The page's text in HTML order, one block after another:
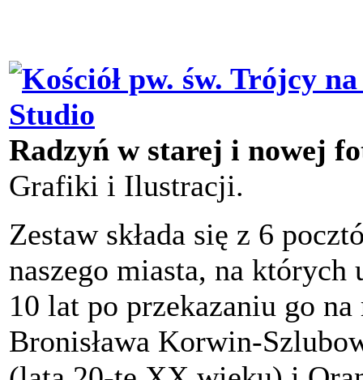
Radzyń w starej i nowej
Grafiki i Ilustracji.
Zestaw składa się z 6
naszego miasta, na których
10 lat po przekazaniu go
Bronisława Korwin-